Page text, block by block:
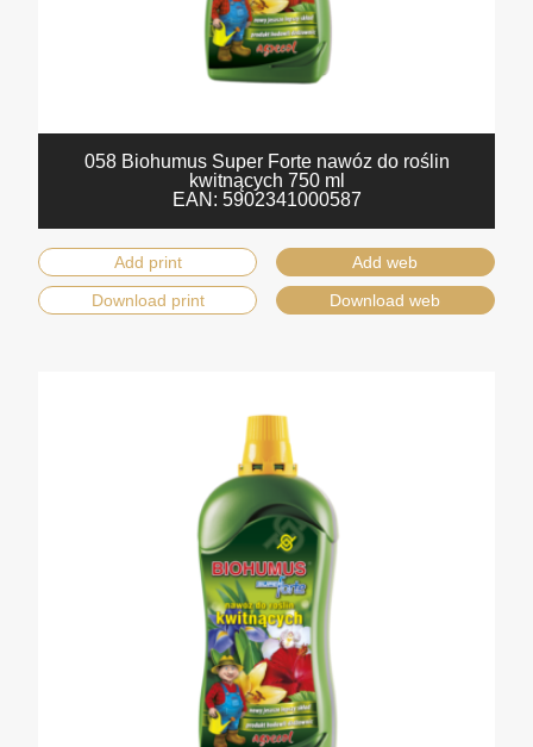
058 Biohumus Super Forte nawóz do roślin
kwitnących 750 ml
EAN: 5902341000587
Add print
Add web
Download print
Download web